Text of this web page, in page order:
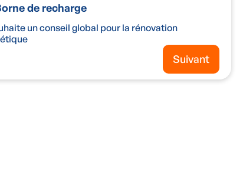
de recharge
un conseil global pour la rénovation
Suivant